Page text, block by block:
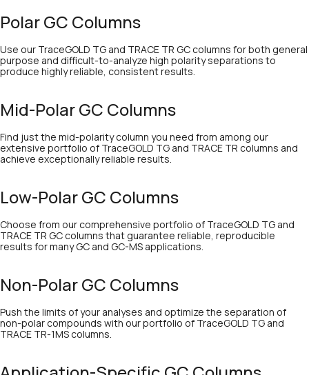
Polar GC Columns
Use our TraceGOLD TG and TRACE TR GC columns for both general
purpose and difficult-to-analyze high polarity separations to
produce highly reliable, consistent results.
Mid-Polar GC Columns
Find just the mid-polarity column you need from among our
extensive portfolio of TraceGOLD TG and TRACE TR columns and
achieve exceptionally reliable results.
Low-Polar GC Columns
Choose from our comprehensive portfolio of TraceGOLD TG and
TRACE TR GC columns that guarantee reliable, reproducible
results for many GC and GC-MS applications.
Non-Polar GC Columns
Push the limits of your analyses and optimize the separation of
non-polar compounds with our portfolio of TraceGOLD TG and
TRACE TR-1MS columns.